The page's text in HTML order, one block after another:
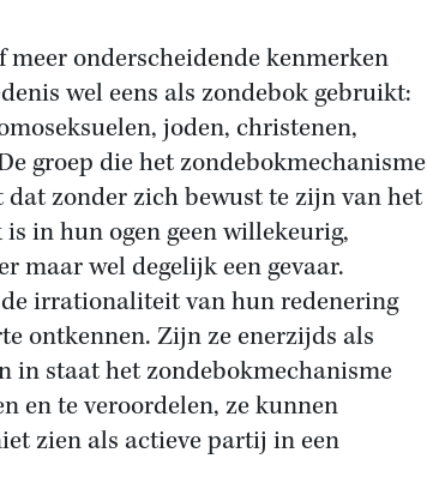
meer onderscheidende kenmerken
wel eens als zondebok gebruikt:
joden, christenen,
groep die het zondebokmechanisme
zonder zich bewust te zijn van het
in hun ogen geen willekeurig,
maar wel degelijk een gevaar.
irrationaliteit van hun redenering
ontkennen. Zijn ze enerzijds als
in staat het zondebokmechanisme
en te veroordelen, ze kunnen
zien als actieve partij in een